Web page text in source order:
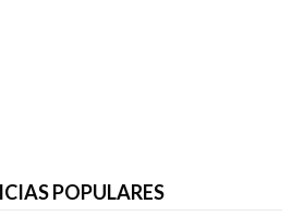
POPULARES